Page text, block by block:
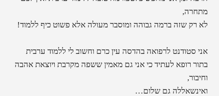
מתחרה,
לא רק שזה ברמה גבוהה ומוסבר מעולה אלא פשוט כיף ללמוד!
אני סטודנט לרפואה בהדסה עין כרם וחשוב לי ללמוד ערבית
בתור רופא לעתיד כי אני גם מאמין ששפה מקרבת ויוצאת אהבה
וחיבור,
ואינשאללה גם שלום…